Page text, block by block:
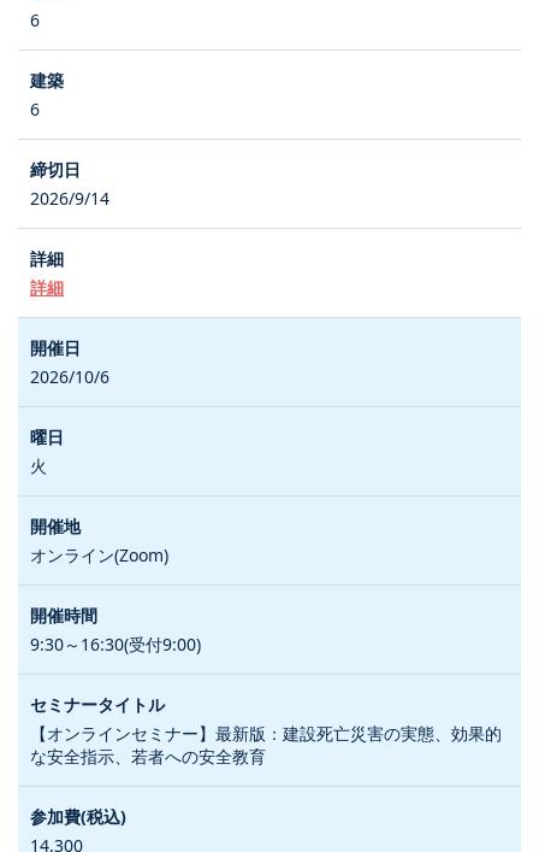
6
6
2026/9/14
詳細
2026/10/6
火
オンライン(Zoom)
9:30～16:30(受付9:00)
【オンラインセミナー】最新版：建設死亡災害の実態、効果的
な安全指示、若者への安全教育
14,300